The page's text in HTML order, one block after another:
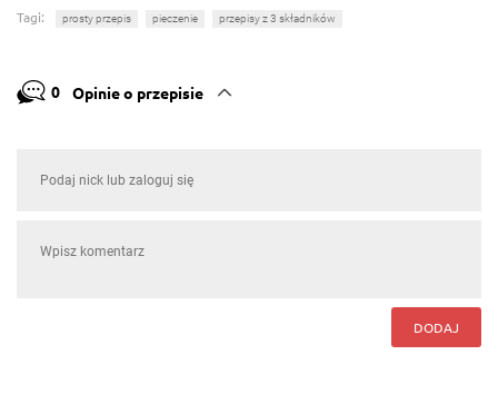
Tagi: prosty przepis pieczenie przepisy z 3 składników
0 Opinie o przepisie
DODAJ